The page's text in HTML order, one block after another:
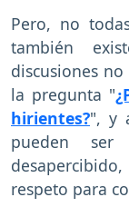
Pero, no
también
discusiones
la pregunta "
hirientes?", y
pueden
respeto para